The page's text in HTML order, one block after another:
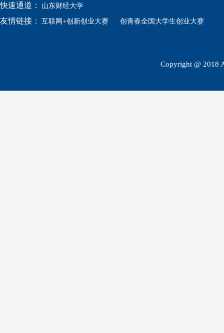
快速通道： 山东财经大学
友情链接： 互联网+创新创业大赛 创青春全国大学生创业大赛
Copyright @ 2018